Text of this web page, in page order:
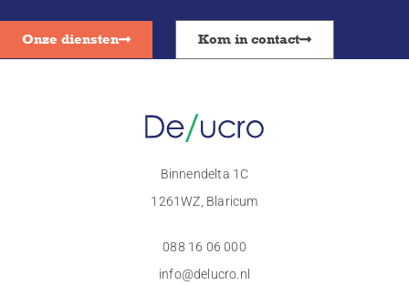
Onze diensten Kom in contact
Binnendelta 1C
1261WZ, Blaricum
088 16 06 000
info@delucro.nl